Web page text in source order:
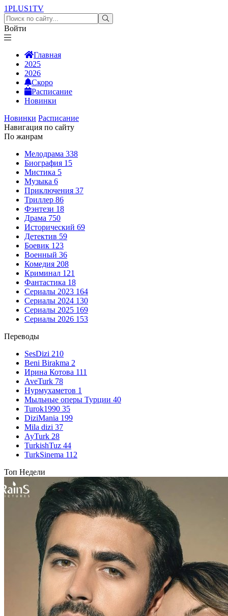
1PLUS1TV
Войти
Главная
2025
2026
Скоро
Расписание
Новинки
Новинки Расписание
Навигация по сайту
По жанрам
Мелодрама 338
Биография 15
Мистика 5
Музыка 6
Приключения 37
Триллер 86
Фэнтези 18
Драма 750
Исторический 69
Детектив 59
Боевик 123
Военный 36
Комедия 208
Криминал 121
Фантастика 18
Сериалы 2023 164
Сериалы 2024 130
Сериалы 2025 169
Сериалы 2026 153
Переводы
SesDizi 210
Beni Birakma 2
Ирина Котова 111
AveTurk 78
Нурмухаметов 1
Мыльные оперы Турции 40
Turok1990 35
DiziMania 199
Mila dizi 37
AyTurk 28
TurkishTuz 44
TurkSinema 112
Топ Недели